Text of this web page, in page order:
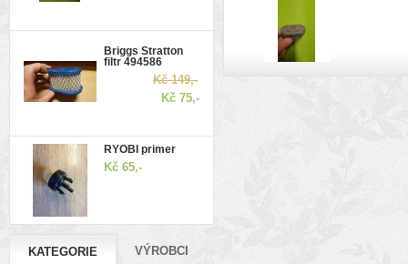
Briggs Stratton
filtr 494586
Kč 149,-
Kč 75,-
RYOBI primer
Kč 65,-
KATEGORIE VÝROBCI